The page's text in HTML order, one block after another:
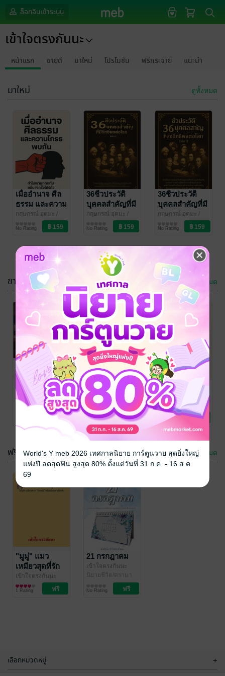
ล็อกอินเข้าระบบ
เข้าใจตรงกันนะ
หน้าแรก ขายดี มาใหม่ โปรโมชัน ฟรีกระจาย แนะนำ
มาใหม่ ดูทั้งหมด
เมื่ออำนาจ ศีล
ธรรม และความ
โกรธพบกัน
กฤษกรณ์ อุตมะ /
เข้าใจตรงกันนะ
ธรรมะ/ปรัชญา
No Rating
36ชีวประวัติ
บุคคลสำคัญที่มี
อิทธิพลต่อโลก
กฤษกรณ์ อุตมะ /
เข้าใจตรงกันนะ
No Rating
36ชีวประวัติ
บุคคลสำคัญที่มี
อิทธิพลต่อโลก
กฤษกรณ์ อุตมะ /
เข้าใจตรงกันนะ
No Rating
เราโตมาเพื่อ
เชื่อหรือเพื่อคิด
2กฤษกรณ์ อุตมะ/
เข้าใจตรงกันนะ
ธรรมะ/ปรัชญา
1 Rating
เราโตมาเพื่อ
เชื่อหรือเพื่อคิด
กฤษกรณ์ อุตมะ/
เข้าใจตรงกันนะ
ธรรมะ/ปรัชญา
No Rating
ขายดี ดูทั้งหมด
The world of
bed Dream
กฤษกรณ์ อุตมะ /
เข้าใจตรงกันนะ
Foreign books
36ชีวประวัติ
บุคคลสำคัญที่มี
อิทธิพลต่อโลก
เล่ม2
กฤษกรณ์ อุตมะ
/
เข้าใจตรงกันนะ
ชีวประวัติ
No Rating
เมื่ออำนาจ ศีล
ธรรม และความ
โกรธพบกัน
กฤษกรณ์ อุตมะ/
เข้าใจตรงกันนะ
ธรรมะ/ปรัชญา
No Rating
HISTORY
WORLD
กฤษกรณ์ อุตมะ
เข้าใจตรงกันนะ
Foreign books
No Rating
มุ่งสู่จักรวรรดิ์
กฤษกรณ์ อุตมะ/
เข้าใจตรงกันนะ
ประวัติศาสตร์
ฟรีกระจาย ดูทั้งหมด
"มูมู่" แมว
เหมียวสุดที่รัก
เข้าใจตรงกันนะ
ความรู้สึกดีๆ (Feel
Good)
1 Rating
21 กรกฎาคม
เข้าใจตรงกันนะ
นิยายชีวิต/ดรามา
No Rating
เลือกหมวดหมู่ +
World's Y meb 2026 เทศกาลนิยาย การ์ตูนวาย สุดยิ่งใหญ่
แห่งปี ลดสุดฟิน สูงสุด 80% ตั้งแต่วันที่ 31 ก.ค. - 16 ส.ค.
69